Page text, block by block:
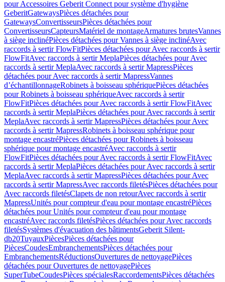
pour Accessoires Geberit Connect pour système d'hygiène
GeberitGatewaysPièces détachées pour
GatewaysConvertisseursPièces détachées pour
ConvertisseursCapteursMatériel de montageArmatures brutesVannes
à siège inclinéPièces détachées pour Vannes à siège inclinéAvec
raccords à sertir FlowFitPièces détachées pour Avec raccords à sertir
FlowFitAvec raccords à sertir MeplaPièces détachées pour Avec
raccords à sertir MeplaAvec raccords à sertir MapressPièces
détachées pour Avec raccords à sertir MapressVannes
d’échantillonnageRobinets à boisseau sphériquePièces détachées
pour Robinets à boisseau sphériqueAvec raccords à sertir
FlowFitPièces détachées pour Avec raccords à sertir FlowFitAvec
raccords à sertir MeplaPièces détachées pour Avec raccords à sertir
MeplaAvec raccords à sertir MapressPièces détachées pour Avec
raccords à sertir MapressRobinets à boisseau sphérique pour
montage encastréPièces détachées pour Robinets à boisseau
sphérique pour montage encastréAvec raccords à sertir
FlowFitPièces détachées pour Avec raccords à sertir FlowFitAvec
raccords à sertir MeplaPièces détachées pour Avec raccords à sertir
MeplaAvec raccords à sertir MapressPièces détachées pour Avec
raccords à sertir MapressAvec raccords filetésPièces détachées pour
Avec raccords filetésClapets de non retourAvec raccords à sertir
MapressUnités pour compteur d'eau pour montage encastréPièces
détachées pour Unités pour compteur d'eau pour montage
encastréAvec raccords filetésPièces détachées pour Avec raccords
filetésSystèmes d'évacuation des bâtimentsGeberit Silent-
db20TuyauxPiècesPièces détachées pour
PiècesCoudesEmbranchementsPièces détachées pour
EmbranchementsRéductionsOuvertures de nettoyagePièces
détachées pour Ouvertures de nettoyagePièces
SuperTubeCoudesPièces spécialesRaccordementsPièces détachées